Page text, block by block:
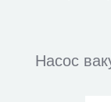
Насос